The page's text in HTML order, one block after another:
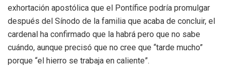
exhortación apostólica que el Pontífice podría promulgar
después del Sínodo de la familia que acaba de concluir, el
cardenal ha confirmado que la habrá pero que no sabe
cuándo, aunque precisó que no cree que “tarde mucho”
porque “el hierro se trabaja en caliente”.